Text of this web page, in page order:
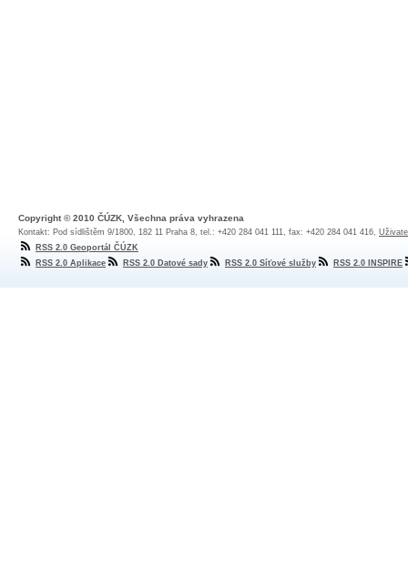
Copyright © 2010 ČÚZK, Všechna práva vyhrazena
Kontakt: Pod sídlištěm 9/1800, 182 11 Praha 8, tel.: +420 284 041 111, fax: +420 284 041 416,
RSS 2.0 Geoportál ČÚZK
RSS 2.0 Aplikace
RSS 2.0 Datové sady RSS 2.0 Síťové služby RSS 2.0 INSPIRE